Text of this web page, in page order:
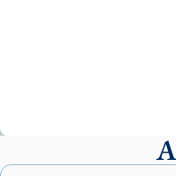
presidit aquest 27
Santes de Mataró.